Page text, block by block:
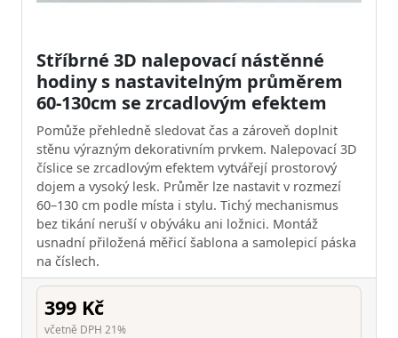
Stříbrné 3D nalepovací nástěnné
hodiny s nastavitelným průměrem
60-130cm se zrcadlovým efektem
Pomůže přehledně sledovat čas a zároveň doplnit
stěnu výrazným dekorativním prvkem. Nalepovací 3D
číslice se zrcadlovým efektem vytvářejí prostorový
dojem a vysoký lesk. Průměr lze nastavit v rozmezí
60–130 cm podle místa i stylu. Tichý mechanismus
bez tikání neruší v obýváku ani ložnici. Montáž
usnadní přiložená měřicí šablona a samolepicí páska
na číslech.
399 Kč
včetně DPH 21%